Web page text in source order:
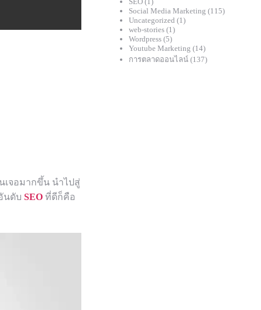
เจอมากขึ้น นำไปสู่
นดับ SEO ที่ดีก็คือ
Social Media Marketing (115)
Uncategorized (1)
web-stories(1)
Wordpress(5)
Youtube Marketing (14)
การตลาดออนไลน์(137)